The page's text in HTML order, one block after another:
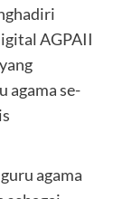
AGPAII
agama se-
agama